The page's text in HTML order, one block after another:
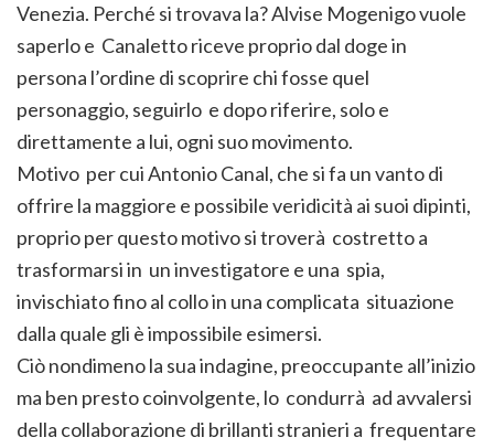
Venezia. Perché si trovava la? Alvise Mogenigo vuole
saperlo e Canaletto riceve proprio dal doge in
persona l’ordine di scoprire chi fosse quel
personaggio, seguirlo e dopo riferire, solo e
direttamente a lui, ogni suo movimento.
Motivo per cui Antonio Canal, che si fa un vanto di
offrire la maggiore e possibile veridicità ai suoi dipinti,
proprio per questo motivo si troverà costretto a
trasformarsi in un investigatore e una spia,
invischiato fino al collo in una complicata situazione
dalla quale gli è impossibile esimersi.
Ciò nondimeno la sua indagine, preoccupante all’inizio
ma ben presto coinvolgente, lo condurrà ad avvalersi
della collaborazione di brillanti stranieri a frequentare